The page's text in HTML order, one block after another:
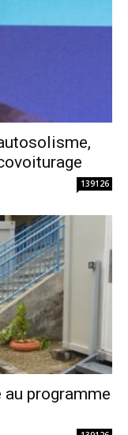
139126
au programme